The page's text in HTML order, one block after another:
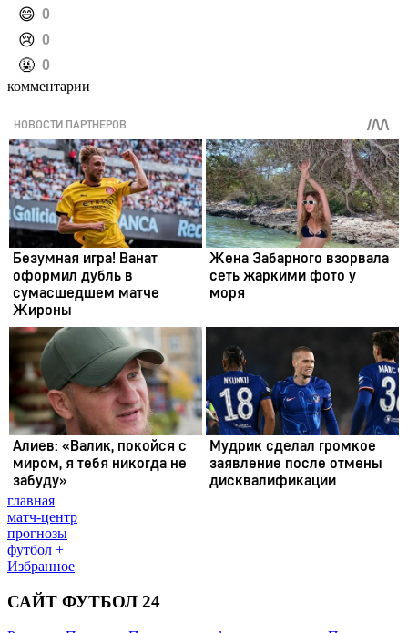
️😄 0
️😢 0
️🤬 0
комментарии
главная
матч-центр
прогнозы
футбол +
Избранное
САЙТ ФУТБОЛ 24